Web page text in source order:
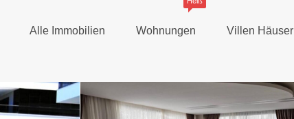
Alle Immobilien Wohnungen Villen Häuser